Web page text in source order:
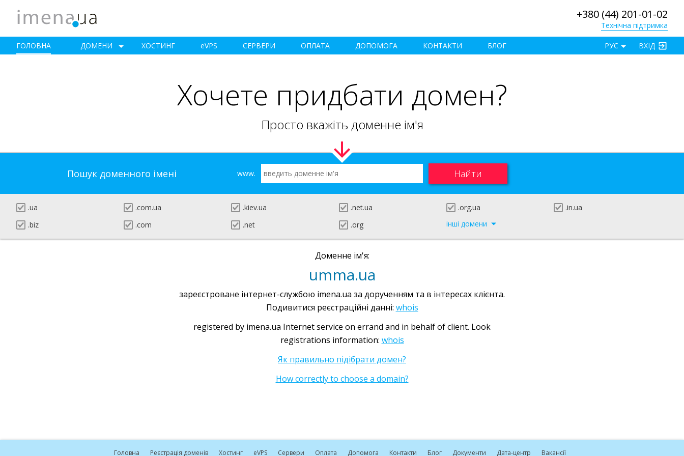
+380 (44) 201-01-02
Технічна підтримка
ГОЛОВНА ДОМЕНИ ХОСТИНГ eVPS СЕРВЕРИ ОПЛАТА ДОПОМОГА КОНТАКТИ БЛОГ ВХІД
РУС
Хочете придбати домен?
Просто вкажіть доменне ім'я
Пошук доменного імені www.
.ua .com.ua .kiev.ua .net.ua .org.ua
.in.ua
.biz
.com .net .org інші домени
Доменне ім'я:
umma.ua
зареєстроване інтернет-службою imena.ua за дорученням та в інтересах клієнта.
Подивитися реєстраційні данні: whois
registered by imena.ua Internet service on errand and in behalf of client. Look
registrations information: whois
Як правильно підібрати домен?
How correctly to choose a domain?
Головна Реєстрація доменів Хостинг eVPS Сервери Оплата Допомога Контакти Блог Документи Дата-центр Вакансії